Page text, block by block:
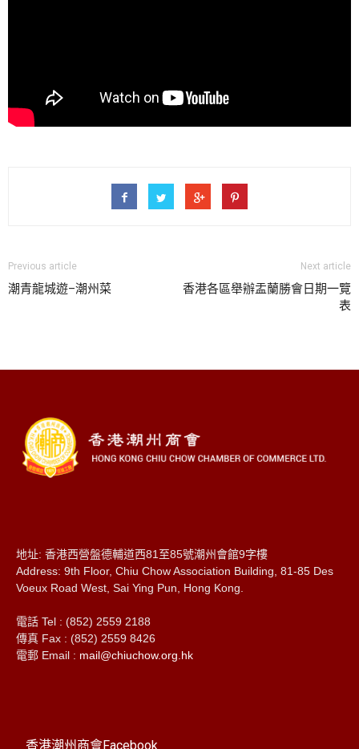
Previous article
潮青龍城遊–潮州菜
Next article
香港各區舉辦盂蘭勝會日期一覽
表
地址: 香港西營盤德輔道西81至85號潮州會館9字樓
Address: 9th Floor, Chiu Chow Association Building, 81-85 Des
Voeux Road West, Sai Ying Pun, Hong Kong.
電話 Tel : (852) 2559 2188
傳真 Fax : (852) 2559 8426
電郵 Email : mail@chiuchow.org.hk
香港潮州商會Facebook